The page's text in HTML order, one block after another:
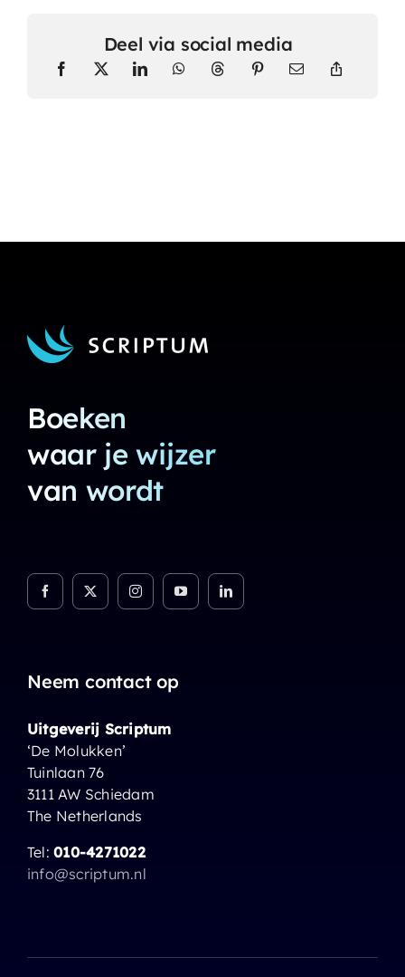
Deel via social media
Boeken
waar je wijzer
van wordt
Neem contact op
Uitgeverij Scriptum
‘De Molukken’
Tuinlaan 76
3111 AW Schiedam
The Netherlands
Tel:010-4271022
info@scriptum.nl